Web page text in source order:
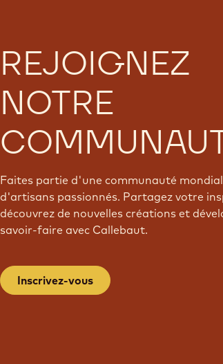
REJOIGNEZ
NOTRE
Faites partie d'une communauté
d'artisans passionnés. Partagez votre
découvrez de nouvelles créations et
savoir-faire avec Callebaut.
Inscrivez-vous